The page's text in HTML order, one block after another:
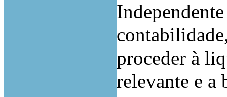
proceder à
relevante e a